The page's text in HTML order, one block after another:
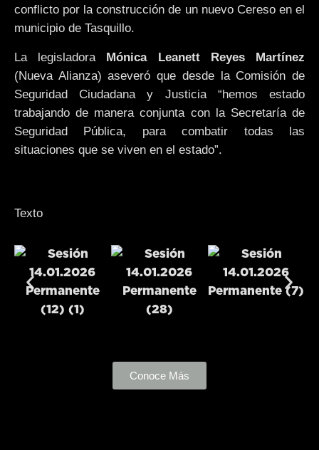
conflicto por la construcción de un nuevo Cereso en el
municipio de Tasquillo.
La legisladora Mónica Leanett Reyes Martínez
(Nueva Alianza) aseveró que desde la Comisión de
Seguridad Ciudadana y Justicia “hemos estado
trabajando de manera conjunta con la Secretaría de
Seguridad Pública, para combatir todas las
situaciones que se viven en el estado”.
Texto
Conoce Más